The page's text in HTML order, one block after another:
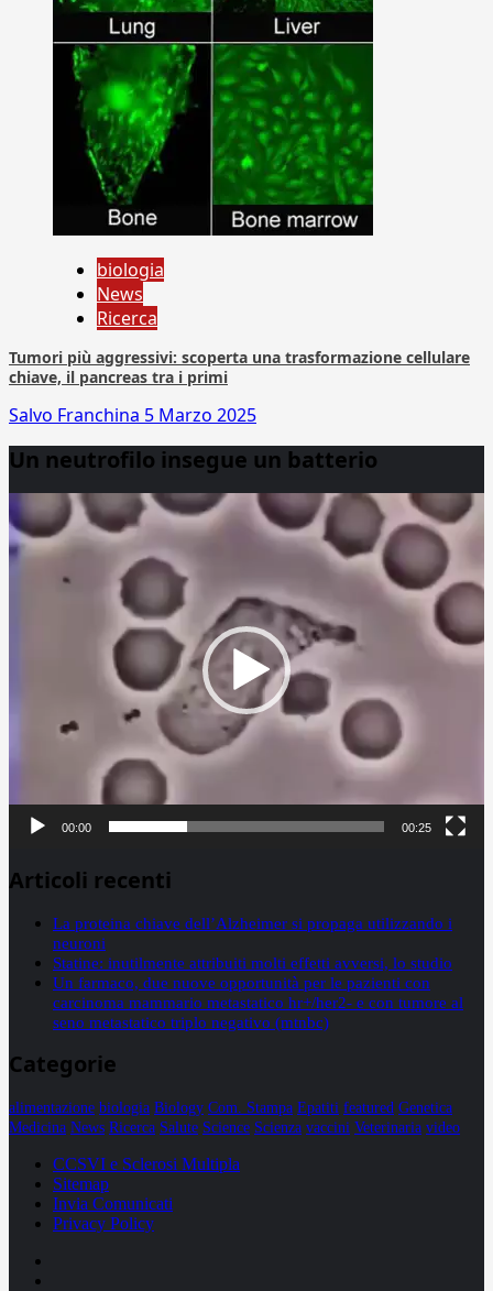
biologia
News
Ricerca
Tumori più aggressivi: scoperta una trasformazione cellulare
chiave, il pancreas tra i primi
Salvo Franchina 5 Marzo 2025
Un neutrofilo insegue un batterio
Player
00:00 00:25
Articoli recenti
La proteina chiave dell’Alzheimer si propaga utilizzando i
neuroni
Statine: inutilmente attribuiti molti effetti avversi, lo studio
Un farmaco, due nuove opportunità per le pazienti con
carcinoma mammario metastatico hr+/her2- e con tumore al
seno metastatico triplo negativo (mtnbc)
Categorie
alimentazione biologia Biology Com. Stampa Epatiti featured Genetica
Medicina News Ricerca Salute Science Scienza vaccini Veterinaria video
CCSVI e Sclerosi Multipla
Sitemap
Invia Comunicati
Privacy Policy